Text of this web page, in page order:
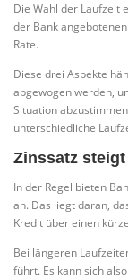
Die Wahl der Laufzeit
der Bank
Rate.
Diese drei Aspekte
abgewogen werden,
Situation
unterschiedliche
Zinssatz
In der Regel bieten
an. Das liegt daran,
Kredit über einen
Bei längeren
führt. Es kann sich